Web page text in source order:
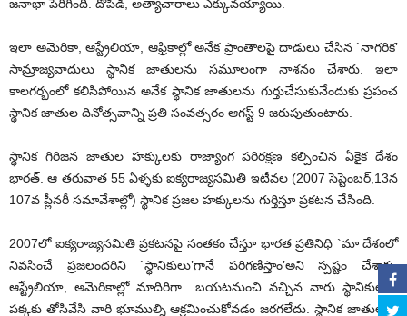
జనాభా పెరిగింది. దోపిడి, అత్యాచారాలు ఎక్కువయ్యాయి.
ఇలా అమెరికా, ఆస్ట్రేలియా, ఆఫ్రికాల్లో అనేక ప్రాంతాలపై దాడులు చేసిన `నాగరిక’
సామ్రాజ్యవాదులు స్థానిక జాతులను సమూలంగా నాశనం చేశారు. ఇలా
కాలగర్భంలో కలిసిపోయిన అనేక స్థానిక జాతులను గుర్తుచేసుకునేందుకు ప్రపంచ
స్థానిక జాతుల దినోత్సవాన్ని ప్రతి సంవత్సరం ఆగస్ట్ 9 జరుపుతుంటారు.
స్థానిక గిరిజన జాతుల హక్కులకు రాజ్యాంగ పరిరక్షణ కల్పించిన ఏకైక దేశం
భారత్. ఆ తరువాత 55 ఏళ్ళకు ఐక్యరాజ్యసమితి ఇటీవల (2007 సెప్టెంబర్,13న
107వ ప్లీనరీ సమావేశాల్లో) స్థానిక ప్రజల హక్కులను గుర్తిస్తూ ప్రకటన చేసింది.
2007లో ఐక్యరాజ్యసమితి ప్రకటనపై సంతకం చేస్తూ భారత ప్రతినిధి `మా దేశంలో
నివసించే ప్రజలందరిని `స్థానికులు’గానే పరిగణిస్తాం’అని స్పష్టం చేశారు.
ఆస్ట్రేలియా, అమెరికాల్లో మాదిరిగా బయటనుంచి వచ్చిన వారు స్థానికులను
పక్కకు తోసివేసి వారి భూముల్ని ఆక్రమించుకోవడం జరగలేదు. స్థానిక జాతులను